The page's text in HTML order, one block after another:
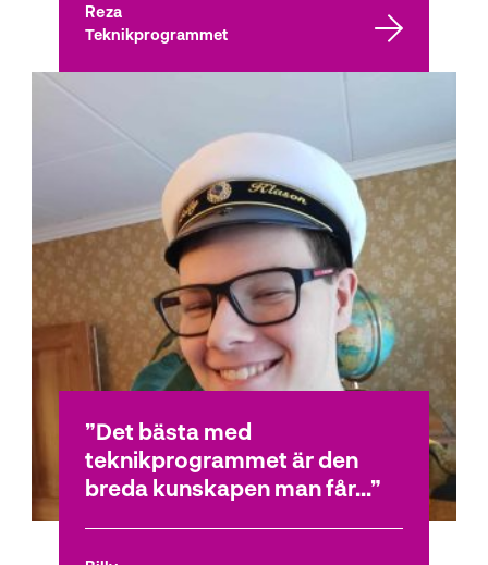
Reza
Teknikprogrammet
Det bästa med
teknikprogrammet är den
breda kunskapen man får...